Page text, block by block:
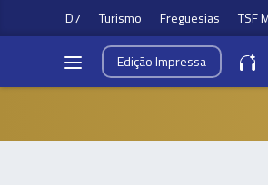
D7 Turismo Freguesias TSF
EdiçãoImpressa